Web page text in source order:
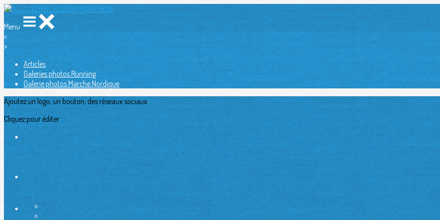
Menu
<
>
Articles
Galeries photos Running
Galerie photos Marche Nordique
Ajoutez un logo, un bouton, des réseaux sociaux
Cliquez pour éditer